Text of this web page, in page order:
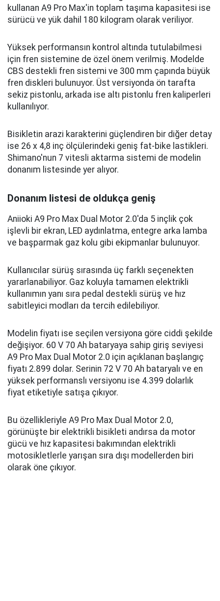
kullanan A9 Pro Max'in toplam taşıma kapasitesi ise
sürücü ve yük dahil 180 kilogram olarak veriliyor.
Yüksek performansın kontrol altında tutulabilmesi
için fren sistemine de özel önem verilmiş. Modelde
CBS destekli fren sistemi ve 300 mm çapında büyük
fren diskleri bulunuyor. Üst versiyonda ön tarafta
sekiz pistonlu, arkada ise altı pistonlu fren kaliperleri
kullanılıyor.
Bisikletin arazi karakterini güçlendiren bir diğer detay
ise 26 x 4,8 inç ölçülerindeki geniş fat-bike lastikleri.
Shimano'nun 7 vitesli aktarma sistemi de modelin
donanım listesinde yer alıyor.
Donanım listesi de oldukça geniş
Aniioki A9 Pro Max Dual Motor 2.0'da 5 inçlik çok
işlevli bir ekran, LED aydınlatma, entegre arka lamba
ve başparmak gaz kolu gibi ekipmanlar bulunuyor.
Kullanıcılar sürüş sırasında üç farklı seçenekten
yararlanabiliyor. Gaz koluyla tamamen elektrikli
kullanımın yanı sıra pedal destekli sürüş ve hız
sabitleyici modları da tercih edilebiliyor.
Modelin fiyatı ise seçilen versiyona göre ciddi şekilde
değişiyor. 60 V 70 Ah bataryaya sahip giriş seviyesi
A9 Pro Max Dual Motor 2.0 için açıklanan başlangıç
fiyatı 2.899 dolar. Serinin 72 V 70 Ah bataryalı ve en
yüksek performanslı versiyonu ise 4.399 dolarlık
fiyat etiketiyle satışa çıkıyor.
Bu özellikleriyle A9 Pro Max Dual Motor 2.0,
görünüşte bir elektrikli bisikleti andırsa da motor
gücü ve hız kapasitesi bakımından elektrikli
motosikletlerle yarışan sıra dışı modellerden biri
olarak öne çıkıyor.